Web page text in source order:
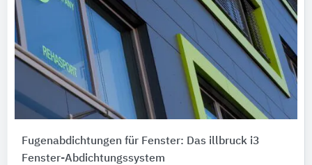
Fugenabdichtungen für Fenster: Das illbruck i3
Fenster-Abdichtungssystem